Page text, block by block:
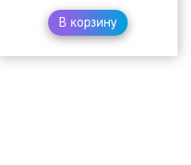
В корзину